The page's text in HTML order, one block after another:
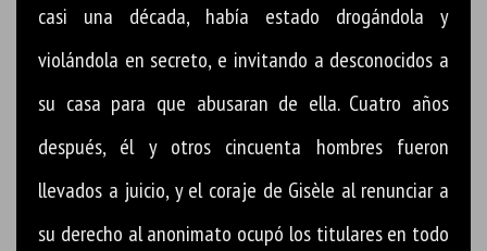
casi una década, había estado drogándola y
violándola en secreto, e invitando a desconocidos a
su casa para que abusaran de ella. Cuatro años
después, él y otros cincuenta hombres fueron
llevados a juicio, y el coraje de Gisèle al renunciar a
su derecho al anonimato ocupó los titulares en todo